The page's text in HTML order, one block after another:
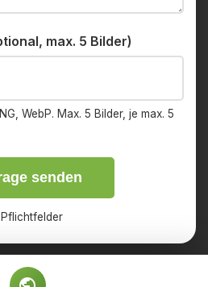
max. 5 Bilder)
WebP. Max. 5 Bilder, je max. 5
senden
Pflichtfelder